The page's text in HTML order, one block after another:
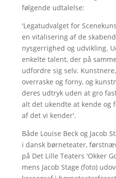
følgende udtalelse:
'Legatudvalget for
en vitalisering af de
nysgerrighed og udvikling.
enkelte talent, der på
udfordre sig selv.
overraske og forny, og
deres udtryk uden at gro
alt det ukendte at kende og
af det vi kender'.
Både Louise Beck og Jacob
i dansk børneteater,
på Det Lille Teaters 'Okker
mens Jacob Stage (foto)